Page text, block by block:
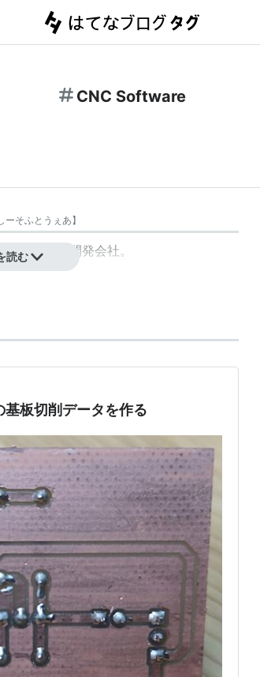
CNC Software
ーそふとうぇあ】
ウェアの開発会社。
読む
板切削データを作る